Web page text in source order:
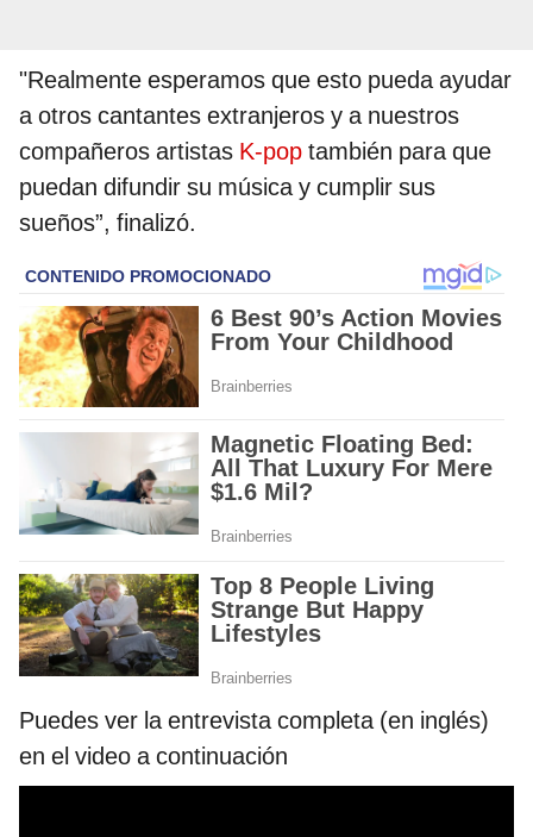
"Realmente esperamos que esto pueda ayudar
a otros cantantes extranjeros y a nuestros
compañeros artistas K-pop también para que
puedan difundir su música y cumplir sus
sueños”, finalizó.
Puedes ver la entrevista completa (en inglés)
en el video a continuación